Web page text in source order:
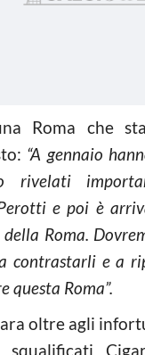
Roma che
“A gennaio
rivelati
e poi è
della Roma.
contrastarli e a
questa Roma”.
oltre agli
squalificati